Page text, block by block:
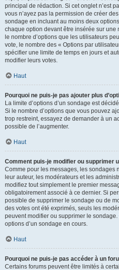
principal de rédaction. Si cet onglet n’est
vous n’ayez pas la permission de créer
sondage en incluant au moins deux
chaque option devant être insérée sur
le nombre d’options que les utilisateurs
vote, le nombre des « Options par
spécifier une limite de temps en jours et
modifier leurs votes.
Haut
Pourquoi ne puis-je pas ajouter plus
La limite d’options d’un sondage est
Si le nombre d’options que vous pouvez
trop restreint, essayez de demander à un
possible de l’augmenter.
Haut
Comment puis-je modifier ou supprimer
Comme pour les messages, les sondages
leur auteur, les modérateurs et les
modifiez tout simplement le premier
obligatoirement associé à ce dernier. Si
possible de supprimer le sondage ou de
des votes ont été exprimés, seuls les
peuvent modifier ou supprimer le
options d’un sondage en cours.
Haut
Pourquoi ne puis-je pas accéder à un
Certains forums peuvent être limités à